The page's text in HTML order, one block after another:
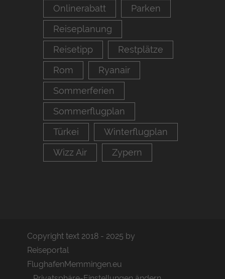
Onlinerabatt
Parken
Reiseplanung
Reisetipp
Restplätze
Rom
Ryanair
Sommerferien
Sommerflugplan
Türkei
Winterflugplan
Wizz Air
Zypern
Copyright text 2018 - 2025 by
Reiseportal
FlughafenMemmingen.eu